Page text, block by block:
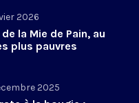
2026
la Mie de Pain, au
plus pauvres
2025